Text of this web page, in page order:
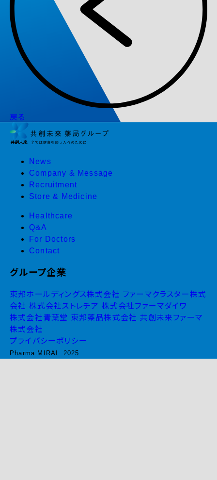
戻る
News
Company & Message
Recruitment
Store & Medicine
Healthcare
Q&A
For Doctors
Contact
グループ企業
東邦ホールディングス株式会社 ファーマクラスター株式
会社 株式会社ストレチア 株式会社ファーマダイワ
株式会社青葉堂 東邦薬品株式会社 共創未来ファーマ
株式会社
プライバシーポリシー
Pharma MIRAI. 2025